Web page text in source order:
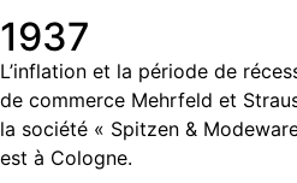
1937
L’inflation et la période de
de commerce Mehrfeld et
la société « Spitzen &
est à Cologne.